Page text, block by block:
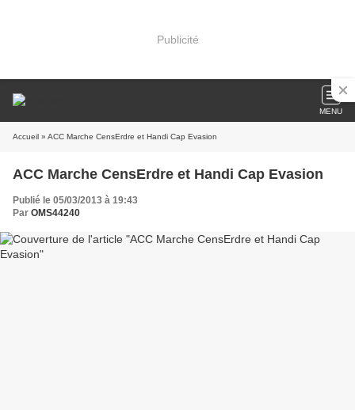
Publicité
MENU
Accueil » ACC Marche CensErdre et Handi Cap Evasion
ACC Marche CensErdre et Handi Cap Evasion
Publié le 05/03/2013 à 19:43
Par OMS44240